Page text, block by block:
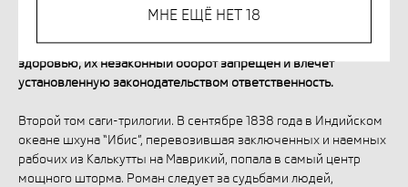
МНЕ ЕЩЁ НЕТ 18
Незаконное потребление наркотических средств,
психотропных веществ, их аналогов причиняет вред
здоровью, их незаконный оборот запрещён и влечет
установленную законодательством ответственность.
Второй том саги-трилогии. В сентябре 1838 года в Индийском
океане шхуна “Ибис”, перевозившая заключенных и наемных
рабочих из Калькутты на Маврикий, попала в самый центр
мощного шторма. Роман следует за судьбами людей,